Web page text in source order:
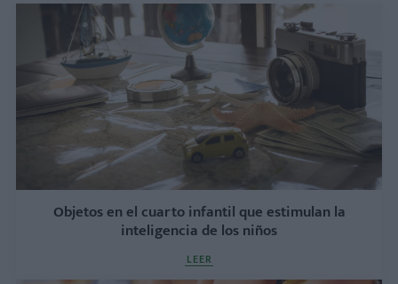
Objetos en el cuarto infantil que estimulan la
inteligencia de los niños
LEER